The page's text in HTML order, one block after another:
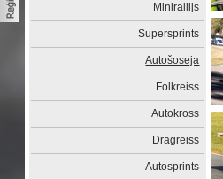
Minirallijs
Supersprints
Autošoseja
Folkreiss
Autokross
Dragreiss
Autosprints